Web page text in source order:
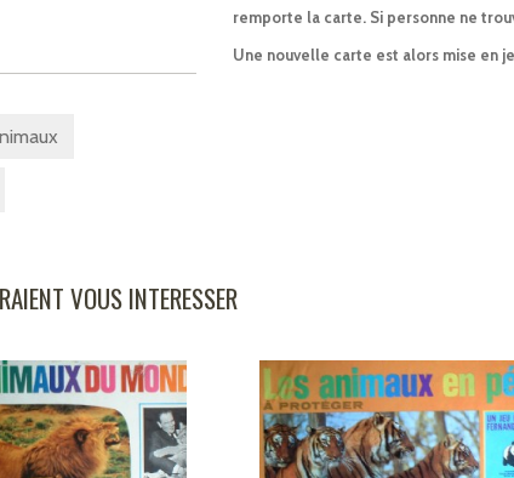
remporte la carte. Si personne ne
Une nouvelle carte est alors mise en
VOUS INTERESSER